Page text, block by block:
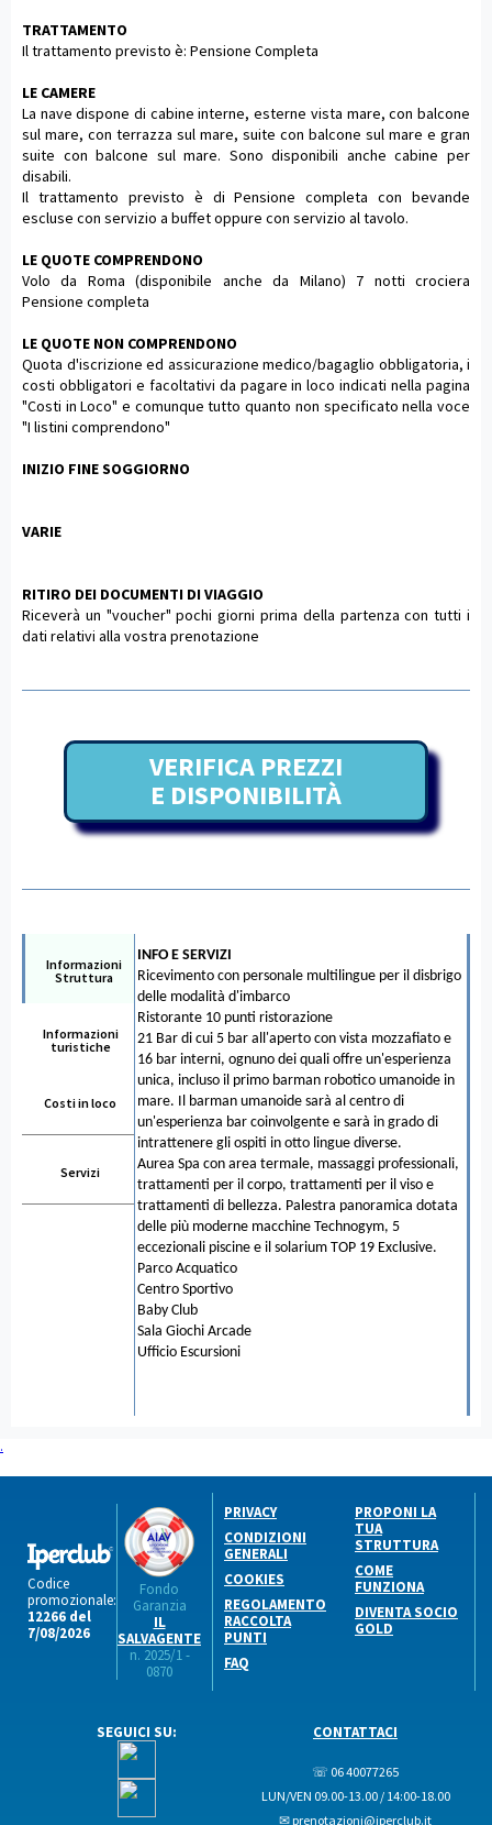
TRATTAMENTO
Il trattamento previsto è: Pensione Completa
LE CAMERE
La nave dispone di cabine interne, esterne vista mare, con balcone
sul mare, con terrazza sul mare, suite con balcone sul mare e gran
suite con balcone sul mare. Sono disponibili anche cabine per
disabili.
Il trattamento previsto è di Pensione completa con bevande
escluse con servizio a buffet oppure con servizio al tavolo.
LE QUOTE COMPRENDONO
Volo da Roma (disponibile anche da Milano) 7 notti crociera
Pensione completa
LE QUOTE NON COMPRENDONO
Quota d'iscrizione ed assicurazione medico/bagaglio obbligatoria, i
costi obbligatori e facoltativi da pagare in loco indicati nella pagina
"Costi in Loco" e comunque tutto quanto non specificato nella voce
"I listini comprendono"
INIZIO FINE SOGGIORNO
VARIE
RITIRO DEI DOCUMENTI DI VIAGGIO
Riceverà un "voucher" pochi giorni prima della partenza con tutti i
dati relativi alla vostra prenotazione
VERIFICA PREZZI
E DISPONIBILITÀ
Informazioni
Struttura
Informazioni
turistiche
Costi in loco
Servizi
INFO E SERVIZI
Ricevimento con personale multilingue per il disbrigo
delle modalità d'imbarco
Ristorante 10 punti ristorazione
21 Bar di cui 5 bar all'aperto con vista mozzafiato e
16 bar interni, ognuno dei quali offre un'esperienza
unica, incluso il primo barman robotico umanoide in
mare. Il barman umanoide sarà al centro di
un'esperienza bar coinvolgente e sarà in grado di
intrattenere gli ospiti in otto lingue diverse.
Aurea Spa con area termale, massaggi professionali,
trattamenti per il corpo, trattamenti per il viso e
trattamenti di bellezza. Palestra panoramica dotata
delle più moderne macchine Technogym, 5
eccezionali piscine e il solarium TOP 19 Exclusive.
Parco Acquatico
Centro Sportivo
Baby Club
Sala Giochi Arcade
Ufficio Escursioni
.
Codice
promozionale:
12266 del
7/08/2026
Fondo
Garanzia
IL
SALVAGENTE
n. 2025/1 -
0870
PRIVACY
CONDIZIONI
GENERALI
COOKIES
REGOLAMENTO
RACCOLTA
PUNTI
FAQ
PROPONI LA
TUA
STRUTTURA
COME
FUNZIONA
DIVENTA SOCIO
GOLD
SEGUICI SU: CONTATTACI
☏ 06 40077265
LUN/VEN 09.00-13.00 / 14:00-18.00
✉ prenotazioni@iperclub.it